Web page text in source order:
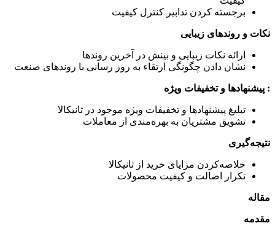
برجسته کردن تدابیر کنترل کیفیت
نکات و روندهای زیبایی
ارائه نکات زیبایی و بینش در آخرین روندها
نشان دادن چگونگی ارتقاء به روز رسانی با روندهای صنعت
: پیشنهادها و تخفیفات ویژه
تبلیغ پیشنهادها و تخفیفات ویژه موجود در ثانیکالا
تشویق مشتریان به بهره‌مندی از معاملات
نتیجه‌گیری
خلاصه‌کردن مزایای خرید از ثانیکالا
تکرار اصالت و کیفیت محصولات
مقاله
مقدمه